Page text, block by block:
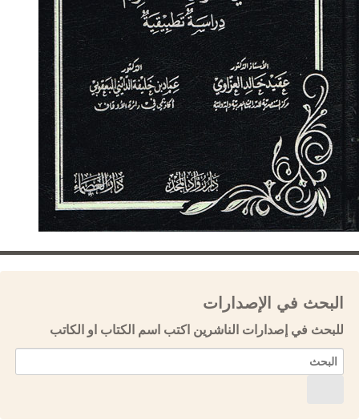
البحث في الإصدارات
للبحث في إصدارات الناشرين اكتب اسم الكتاب او الكاتب